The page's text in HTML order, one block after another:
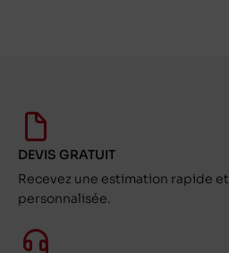
DEVIS GRATUIT
Recevez une estimation rapide et
personnalisée.